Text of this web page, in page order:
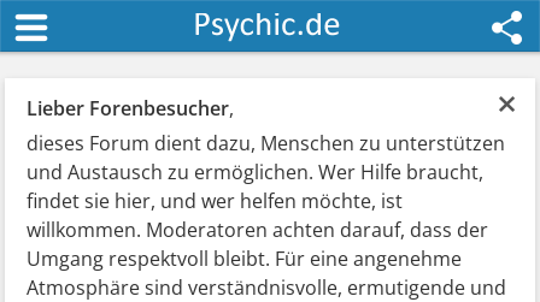
×
Lieber Forenbesucher,
dieses Forum dient dazu, Menschen zu unterstützen
und Austausch zu ermöglichen. Wer Hilfe braucht,
findet sie hier, und wer helfen möchte, ist
willkommen. Moderatoren achten darauf, dass der
Umgang respektvoll bleibt. Für eine angenehme
Atmosphäre sind verständnisvolle, ermutigende und